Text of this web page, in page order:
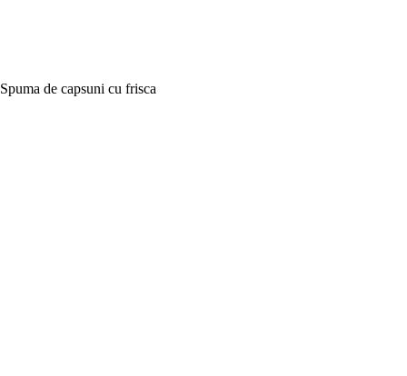
Spuma de capsuni cu frisca